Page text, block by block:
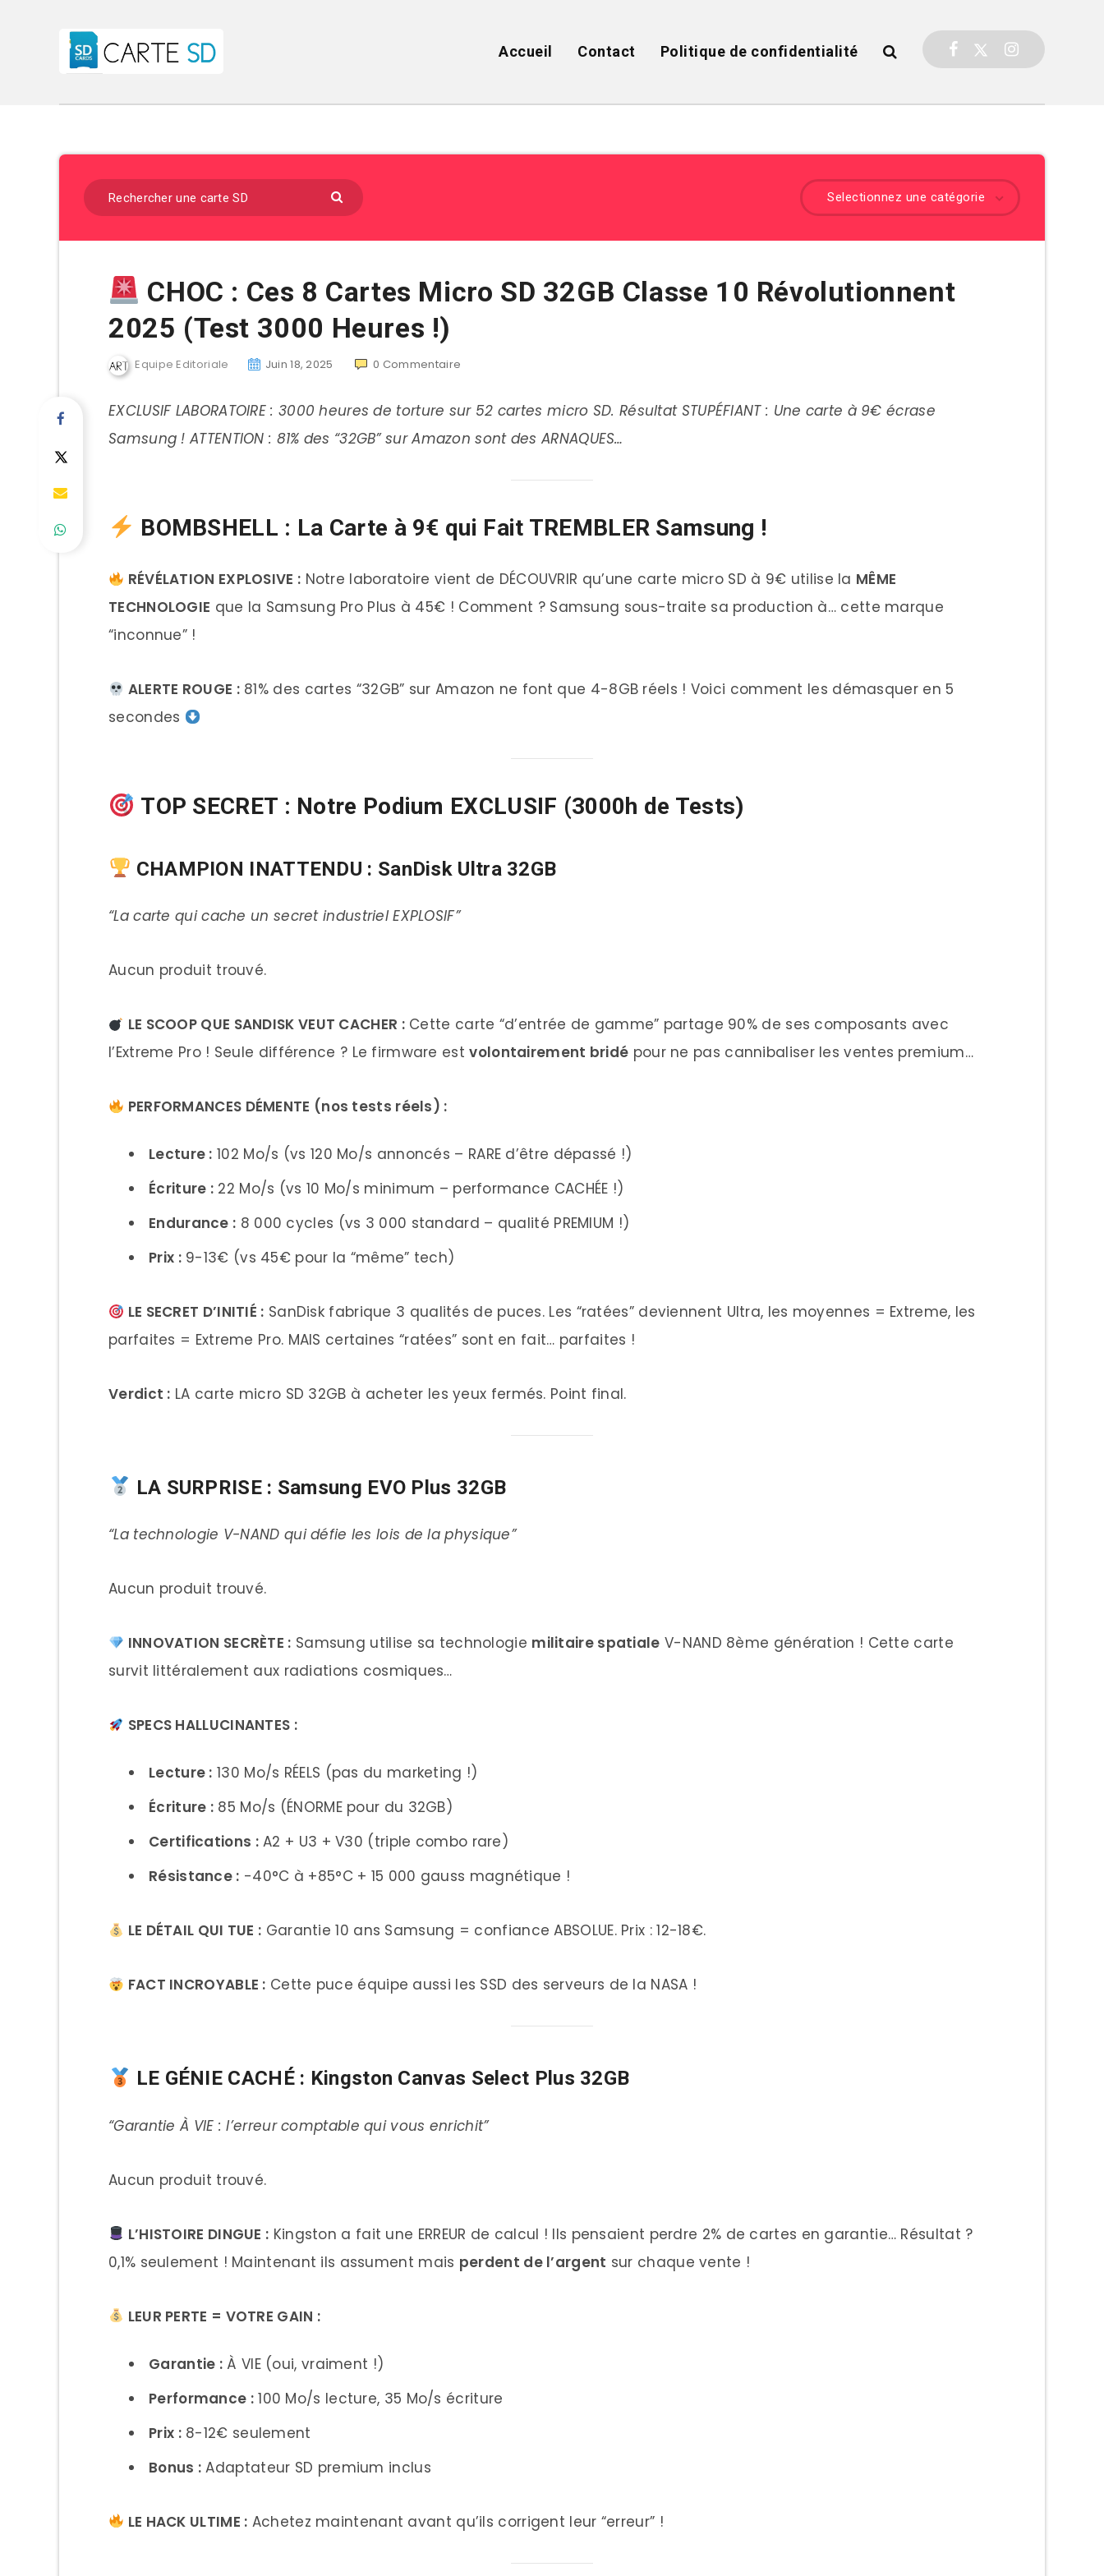
Accueil Contact Politique de confidentialité
Selectionnez une catégorie
CHOC : Ces 8 Cartes Micro SD 32GB Classe 10 Révolutionnent
2025 (Test 3000 Heures !)
Equipe Editoriale Juin 18, 2025 0 Commentaire
EXCLUSIF LABORATOIRE : 3000 heures de torture sur 52 cartes micro SD. Résultat STUPÉFIANT : Une carte à 9€ écrase
Samsung ! ATTENTION : 81% des “32GB” sur Amazon sont des ARNAQUES…
BOMBSHELL : La Carte à 9€ qui Fait TREMBLER Samsung !
RÉVÉLATION EXPLOSIVE : Notre laboratoire vient de DÉCOUVRIR qu’une carte micro SD à 9€ utilise la MÊME
TECHNOLOGIE que la Samsung Pro Plus à 45€ ! Comment ? Samsung sous-traite sa production à… cette marque
“inconnue” !
ALERTE ROUGE :81% des cartes “32GB” sur Amazon ne font que 4-8GB réels ! Voici comment les démasquer en 5
secondes
TOP SECRET : Notre Podium EXCLUSIF (3000h de Tests)
CHAMPION INATTENDU : SanDisk Ultra 32GB
“La carte qui cache un secret industriel EXPLOSIF”
Aucun produit trouvé.
LE SCOOP QUE SANDISK VEUT CACHER :Cette carte “d’entrée de gamme” partage 90% de ses composants avec
l’Extreme Pro ! Seule différence ? Le firmware estvolontairement bridé pour ne pas cannibaliser les ventes premium…
PERFORMANCES DÉMENTE (nos tests réels) :
Lecture : 102 Mo/s (vs 120 Mo/s annoncés – RARE d’être dépassé !)
Écriture : 22 Mo/s (vs 10 Mo/s minimum – performance CACHÉE !)
Endurance : 8 000 cycles (vs 3 000 standard – qualité PREMIUM !)
Prix :9-13€ (vs 45€ pour la “même” tech)
LE SECRET D’INITIÉ : SanDisk fabrique 3 qualités de puces. Les “ratées” deviennent Ultra, les moyennes = Extreme, les
parfaites = Extreme Pro. MAIS certaines “ratées” sont en fait… parfaites !
Verdict : LA carte micro SD 32GB à acheter les yeux fermés. Point final.
LA SURPRISE : Samsung EVO Plus 32GB
“La technologie V-NAND qui défie les lois de la physique”
Aucun produit trouvé.
INNOVATION SECRÈTE : Samsung utilise sa technologie militaire spatiale V-NAND 8ème génération ! Cette carte
survit littéralement aux radiations cosmiques…
SPECS HALLUCINANTES :
Lecture : 130 Mo/s RÉELS (pas du marketing !)
Écriture : 85 Mo/s (ÉNORME pour du 32GB)
Certifications :A2 + U3 + V30 (triple combo rare)
Résistance : -40°C à +85°C + 15 000 gauss magnétique !
LE DÉTAIL QUI TUE : Garantie 10 ans Samsung = confiance ABSOLUE. Prix : 12-18€.
FACT INCROYABLE : Cette puce équipe aussi les SSD des serveurs de la NASA !
LE GÉNIE CACHÉ : Kingston Canvas Select Plus 32GB
“Garantie À VIE : l’erreur comptable qui vous enrichit”
Aucun produit trouvé.
L’HISTOIRE DINGUE : Kingston a fait une ERREUR de calcul ! Ils pensaient perdre 2% de cartes en garantie… Résultat ?
0,1% seulement ! Maintenant ils assument mais perdent de l’argent sur chaque vente !
LEUR PERTE = VOTRE GAIN :
Garantie : À VIE (oui, vraiment !)
Performance :100 Mo/s lecture, 35 Mo/s écriture
Prix :8-12€ seulement
Bonus : Adaptateur SD premium inclus
LE HACK ULTIME : Achetez maintenant avant qu’ils corrigent leur “erreur” !